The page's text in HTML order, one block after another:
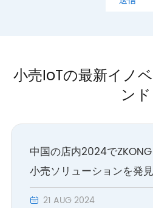
小売IoTの最新イノ
ンド
中国の店内2024で
小売ソリューションを発見
 21 AUG 2024